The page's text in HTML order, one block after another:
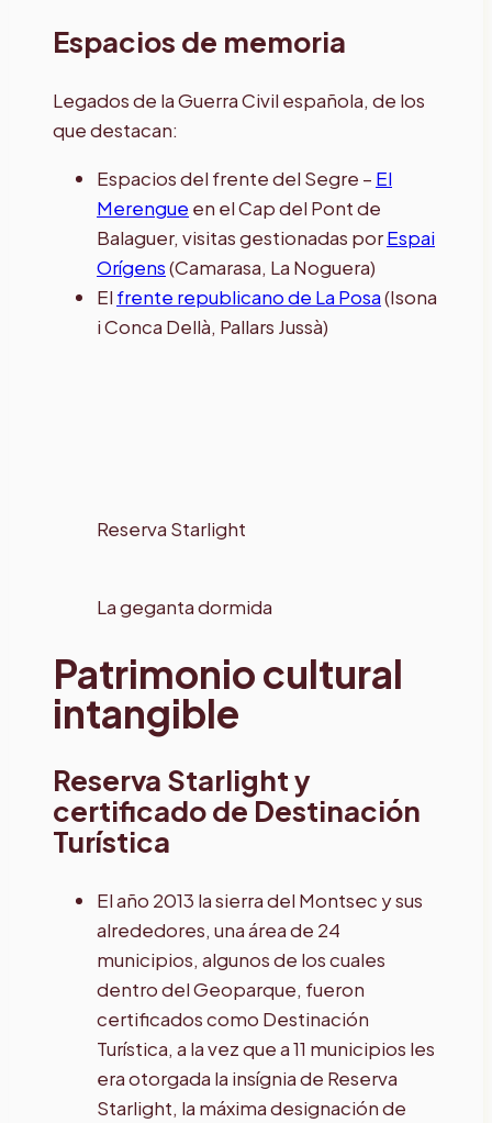
Espacios de memoria
Legados de la Guerra Civil española, de los
que destacan:
Espacios del frente del Segre – El
Merengue en el Cap del Pont de
Balaguer, visitas gestionadas porEspai
Orígens(Camarasa, La Noguera)
El frente republicano de La Posa(Isona
i Conca Dellà, Pallars Jussà)
Reserva Starlight
La geganta dormida
Patrimonio cultural
intangible
Reserva Starlight y
certificado de Destinación
Turística
El año 2013 la sierra del Montsec y sus
alrededores, una área de 24
municipios, algunos de los cuales
dentro del Geoparque, fueron
certificados como Destinación
Turística, a la vez que a 11 municipios les
era otorgada la insígnia de Reserva
Starlight, la máxima designación de